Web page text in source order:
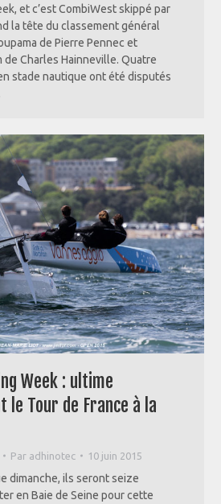
et c’est CombiWest skippé par
la tête du classement général
de Pierre Pennec et
de Charles Hainneville. Quatre
stade nautique ont été disputés
Week : ultime
le Tour de France à la
Par adhinotec 10 juin 2015
dimanche, ils seront seize
en Baie de Seine pour cette